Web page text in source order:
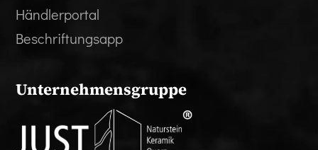
Händlerportal
Beschriftungsapp
Unternehmensgruppe